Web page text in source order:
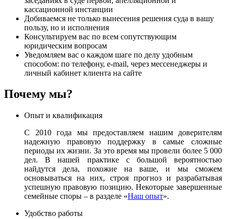
кассационной инстанции
Добиваемся не только вынесения решения суда в вашу
пользу, но и исполнения
Консультируем вас по всем сопутствующим
юридическим вопросам
Уведомляем вас о каждом шаге по делу удобным
способом: по телефону, e-mail, через мессенеджеры и
личный кабинет клиента на сайте
Почему мы?
Опыт и квалификация
С 2010 года мы предоставляем нашим доверителям
надежную правовую поддержку в самые сложные
периоды их жизни. За это время мы провели более 5 000
дел. В нашей практике с большой вероятностью
найдутся дела, похожие на ваше, и мы сможем
основываться на них, строя прогноз и разрабатывая
успешную правовую позицию. Некоторые завершенные
семейные споры – в разделе «Наш опыт».
Удобство работы